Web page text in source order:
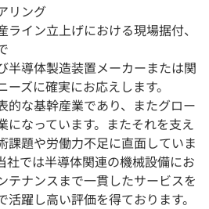
リング
イン立上げにおける現場据付、
導体製造装置メーカーまたは関
ズに確実にお応えします。
的な基幹産業であり、またグロー
になっています。またそれを支え
課題や労働力不足に直面していま
社では半導体関連の機械設備にお
テナンスまで一貫したサービスを
躍し高い評価を得ております。